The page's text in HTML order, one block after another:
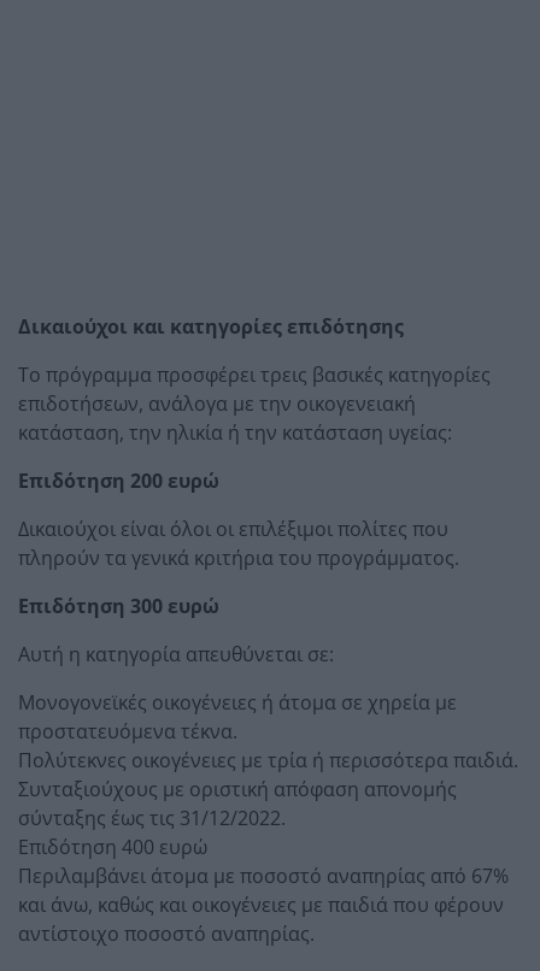
Δικαιούχοι και κατηγορίες επιδότησης
Το πρόγραμμα προσφέρει τρεις βασικές κατηγορίες
επιδοτήσεων, ανάλογα με την οικογενειακή
κατάσταση, την ηλικία ή την κατάσταση υγείας:
Επιδότηση 200 ευρώ
Δικαιούχοι είναι όλοι οι επιλέξιμοι πολίτες που
πληρούν τα γενικά κριτήρια του προγράμματος.
Επιδότηση 300 ευρώ
Αυτή η κατηγορία απευθύνεται σε:
Μονογονεϊκές οικογένειες ή άτομα σε χηρεία με
προστατευόμενα τέκνα.
Πολύτεκνες οικογένειες με τρία ή περισσότερα παιδιά.
Συνταξιούχους με οριστική απόφαση απονομής
σύνταξης έως τις 31/12/2022.
Επιδότηση 400 ευρώ
Περιλαμβάνει άτομα με ποσοστό αναπηρίας από 67%
και άνω, καθώς και οικογένειες με παιδιά που φέρουν
αντίστοιχο ποσοστό αναπηρίας.